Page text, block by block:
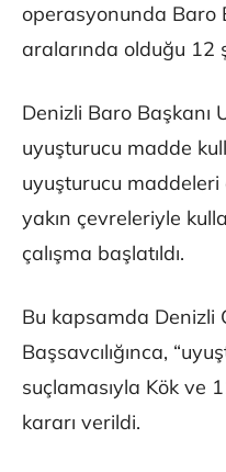
operasyonunda Baro
aralarında olduğu 12
Denizli Baro Başkanı
uyuşturucu madde
uyuşturucu
yakın çevreleriyle
çalışma başlatıldı.
Bu kapsamda Denizli
Başsavcılığınca,
suçlamasıyla Kök ve
kararı verildi.